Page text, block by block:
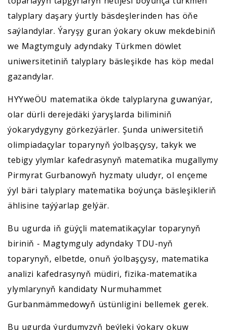
talyplary daşary ýurtly bäsdeşlerinden has öňe
saýlandylar. Ýaryşy guran ýokary okuw mekdebiniň
we Magtymguly adyndaky Türkmen döwlet
uniwersitetiniň talyplary bäsleşikde has köp medal
gazandylar.
HYYweÖU matematika ökde talyplaryna guwanýar,
olar dürli derejedäki ýaryşlarda biliminiň
ýokarydygyny görkezýärler. Şunda uniwersitetiň
olimpiadaçylar toparynyň ýolbaşçysy, takyk we
tebigy ylymlar kafedrasynyň matematika mugallymy
Pirmyrat Gurbanowyň hyzmaty uludyr, ol ençeme
ýyl bäri talyplary matematika boýunça bäsleşikleriň
ählisine taýýarlap gelýär.
Bu ugurda iň güýçli matematikaçylar toparynyň
biriniň - Magtymguly adyndaky TDU-nyň
toparynyň, elbetde, onuň ýolbaşçysy, matematika
analizi kafedrasynyň müdiri, fizika-matematika
ylymlarynyň kandidaty Nurmuhammet
Gurbanmämmedowyň üstünligini bellemek gerek.
Bu ugurda ýurdumyzyň beýleki ýokary okuw